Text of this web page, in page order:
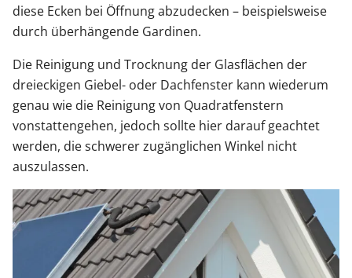
diese Ecken bei Öffnung abzudecken – beispielsweise
durch überhängende Gardinen.
Die Reinigung und Trocknung der Glasflächen der
dreieckigen Giebel- oder Dachfenster kann wiederum
genau wie die Reinigung von Quadratfenstern
vonstattengehen, jedoch sollte hier darauf geachtet
werden, die schwerer zugänglichen Winkel nicht
auszulassen.